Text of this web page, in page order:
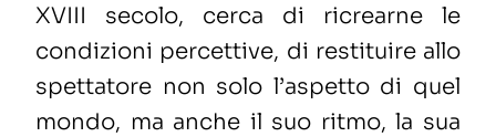
XVIII secolo, cerca di ricrearne le
condizioni percettive, di restituire allo
spettatore non solo l’aspetto di quel
mondo, ma anche il suo ritmo, la sua